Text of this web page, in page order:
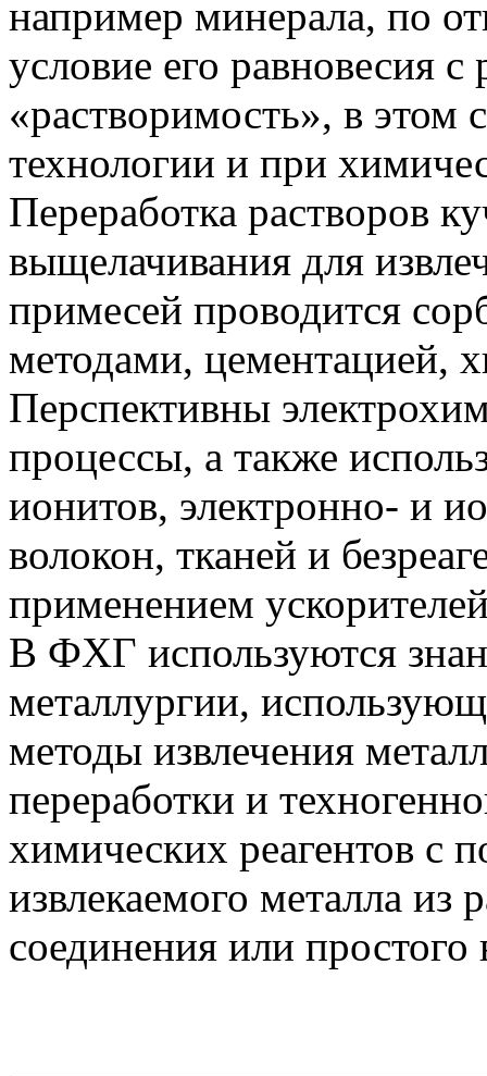
например минерала, по
условие его равновесия
«растворимость», в этом
технологии и при
Переработка растворов
выщелачивания для
примесей проводится
методами, цементацией,
Перспективны
процессы, а также
ионитов, электронно- и
волокон, тканей и
применением
В ФХГ используются
металлургии,
методы извлечения
переработки и
химических реагентов с
извлекаемого металла из
соединения или простого